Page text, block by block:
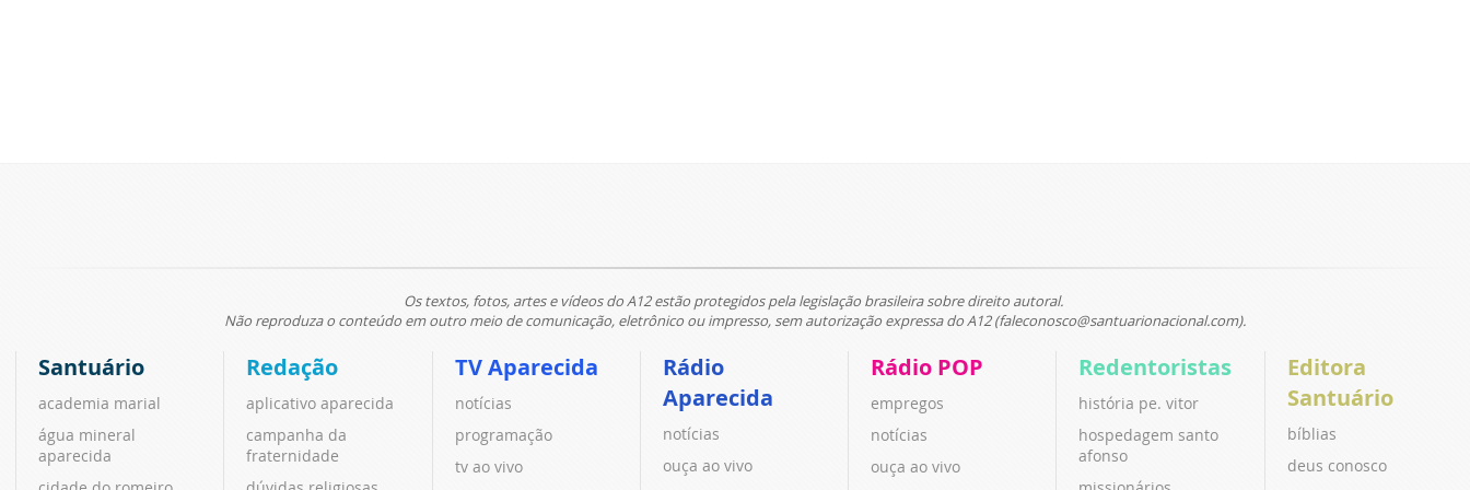
Os textos, fotos, artes e vídeos do A12 estão protegidos pela legislação brasileira sobre direito autoral.
Não reproduza o conteúdo em outro meio de comunicação, eletrônico ou impresso, sem autorização expressa do A12 (faleconosco@santuarionacional.com).
Santuário
academia marial
água mineral
aparecida
Redação
aplicativo aparecida
campanha da
fraternidade
TV Aparecida
notícias
programação
tv ao vivo
Rádio
Aparecida
notícias
ouça ao vivo
Rádio POP
empregos
notícias
ouça ao vivo
Redentoristas
história pe. vitor
hospedagem santo
afonso
Editora
Santuário
bíblias
deus conosco